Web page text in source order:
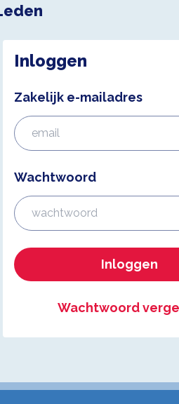
Inloggen
Zakelijk e-mailadres
Wachtwoord
Inloggen
Wachtwoord